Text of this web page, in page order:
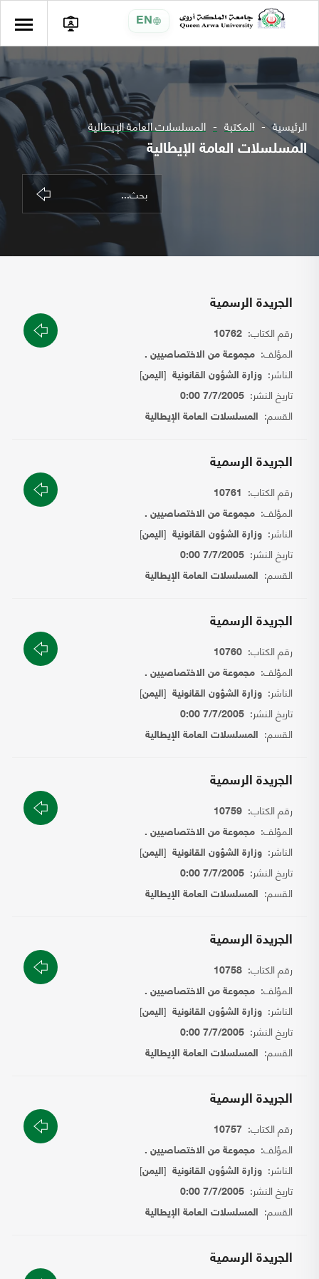
EN
الرئيسية المكتبة المسلسلات العامة الإيطالية
المسلسلات العامة الإيطالية
الجريدة الرسمية
رقم الكتاب: 10762
المؤلف: مجموعة من الاختصاصيين .
الناشر: وزارة الشؤون القانونية [اليمن]
تاريخ النشر: 7/7/2005 0:00
القسم: المسلسلات العامة الإيطالية
الجريدة الرسمية
رقم الكتاب: 10761
المؤلف: مجموعة من الاختصاصيين .
الناشر: وزارة الشؤون القانونية [اليمن]
تاريخ النشر: 7/7/2005 0:00
القسم: المسلسلات العامة الإيطالية
الجريدة الرسمية
رقم الكتاب: 10760
المؤلف: مجموعة من الاختصاصيين .
الناشر: وزارة الشؤون القانونية [اليمن]
تاريخ النشر: 7/7/2005 0:00
القسم: المسلسلات العامة الإيطالية
الجريدة الرسمية
رقم الكتاب: 10759
المؤلف: مجموعة من الاختصاصيين .
الناشر: وزارة الشؤون القانونية [اليمن]
تاريخ النشر: 7/7/2005 0:00
القسم: المسلسلات العامة الإيطالية
الجريدة الرسمية
رقم الكتاب: 10758
المؤلف: مجموعة من الاختصاصيين .
الناشر: وزارة الشؤون القانونية [اليمن]
تاريخ النشر: 7/7/2005 0:00
القسم: المسلسلات العامة الإيطالية
الجريدة الرسمية
رقم الكتاب: 10757
المؤلف: مجموعة من الاختصاصيين .
الناشر: وزارة الشؤون القانونية [اليمن]
تاريخ النشر: 7/7/2005 0:00
القسم: المسلسلات العامة الإيطالية
الجريدة الرسمية